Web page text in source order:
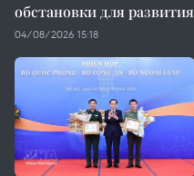
обстановки для развития
04/08/2026 15:18